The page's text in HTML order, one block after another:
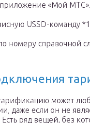
«Мой МТС».
USSD-команду
номеру справочной
может
даже если он не
ряд вещей, без